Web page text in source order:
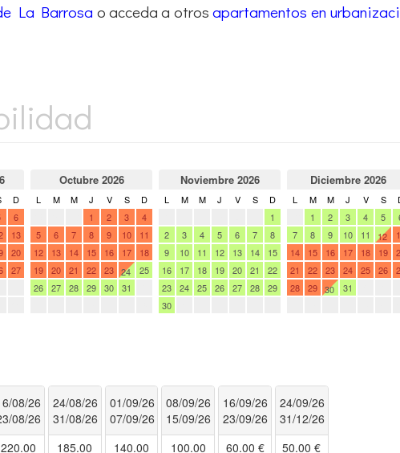
La Barrosa o acceda a otrosapartamentos en
08/26
08/26
220.00
24/08/26
31/08/26
185.00
01/09/26
07/09/26
140.00
08/09/26
15/09/26
100.00
16/09/26
23/09/26
60.00 €
24/09/26
31/12/26
50.00 €